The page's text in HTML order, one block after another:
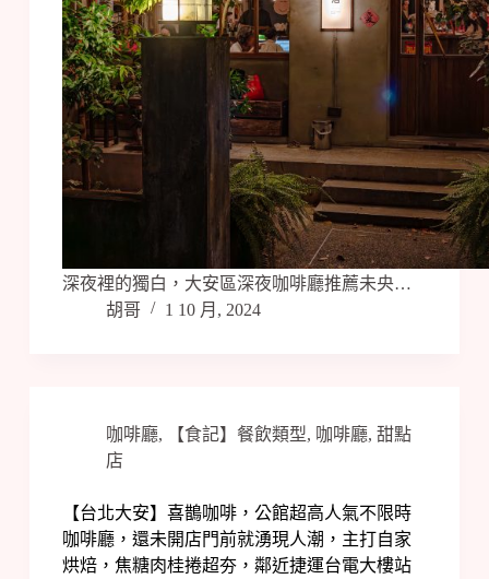
深夜裡的獨白，大安區深夜咖啡廳推薦未央…
胡哥
1 10 月, 2024
咖啡廳, 【食記】餐飲類型, 咖啡廳, 甜點
店
【台北大安】喜鵲咖啡，公館超高人氣不限時
咖啡廳，還未開店門前就湧現人潮，主打自家
烘焙，焦糖肉桂捲超夯，鄰近捷運台電大樓站